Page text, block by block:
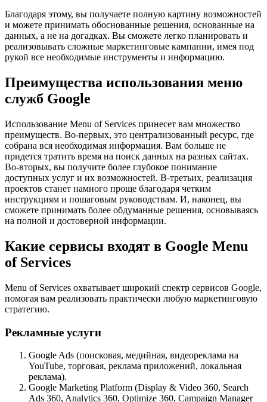
Благодаря этому, вы получаете полную картину возможностей
и можете принимать обоснованные решения, основанные на
данных, а не на догадках. Вы сможете легко планировать и
реализовывать сложные маркетинговые кампании, имея под
рукой все необходимые инструменты и информацию.
Преимущества использования меню
служб Google
Использование Menu of Services принесет вам множество
преимуществ. Во-первых, это централизованный ресурс, где
собрана вся необходимая информация. Вам больше не
придется тратить время на поиск данных на разных сайтах.
Во-вторых, вы получите более глубокое понимание
доступных услуг и их возможностей. В-третьих, реализация
проектов станет намного проще благодаря четким
инструкциям и пошаговым руководствам. И, наконец, вы
сможете принимать более обдуманные решения, основываясь
на полной и достоверной информации.
Какие сервисы входят в Google Menu
of Services
Menu of Services охватывает широкий спектр сервисов Google,
помогая вам реализовать практически любую маркетинговую
стратегию.
Рекламные услуги
Google Ads (поисковая, медийная, видеореклама на
YouTube, торговая, реклама приложений, локальная
реклама).
Google Marketing Platform (Display & Video 360, Search
Ads 360, Analytics 360, Optimize 360, Campaign Manager